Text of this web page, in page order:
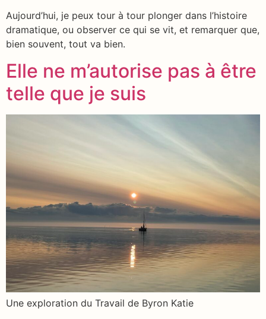
Aujourd’hui, je peux tour à tour plonger dans l’histoire
dramatique, ou observer ce qui se vit, et remarquer que,
bien souvent, tout va bien.
Elle ne m’autorise pas à être
telle que je suis
Une exploration du Travail de Byron Katie